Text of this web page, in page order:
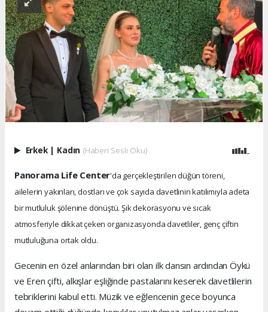
Erkek | Kadın (Haberi Sesli Oku)
Panorama Life Center'da gerçekleştirilen düğün töreni,
ailelerin yakınları, dostları ve çok sayıda davetlinin katılımıyla adeta
bir mutluluk şölenine dönüştü. Şık dekorasyonu ve sıcak
atmosferiyle dikkat çeken organizasyonda davetliler, genç çiftin
mutluluğuna ortak oldu.
Gecenin en özel anlarından biri olan ilk dansın ardından Öykü
ve Eren çifti, alkışlar eşliğinde pastalarını keserek davetlilerin
tebriklerini kabul etti. Müzik ve eğlencenin gece boyunca